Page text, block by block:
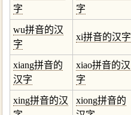
字
字
wu拼音的汉
字
xi拼音的汉字
xiang拼音的
汉字
xiao拼音的汉
字
xing拼音的汉
xiong拼音的